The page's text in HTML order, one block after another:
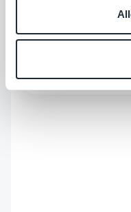
à voz da marca e
que contamos,
respostas das
coração, passo